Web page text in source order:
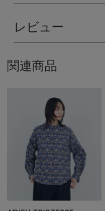
レビュー
関連商品